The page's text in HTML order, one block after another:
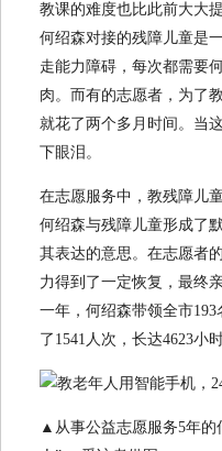
教课的难度也比此前大大
何绍森对接的残障儿童是
走能力障碍，每次都需要
肉。而有的志愿者，为了
就花了两个多月时间。当
下眼泪。
在志愿服务中，教残障儿
何绍森与残障儿童形成了
其表达的意思。在志愿者
力得到了一定恢复，最终
一年，何绍森带领全市
了1541人次，长达4623小
▲从事公益志愿服务5年的